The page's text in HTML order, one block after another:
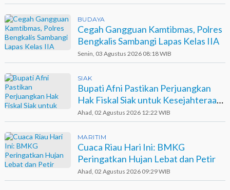
BUDAYA
Cegah Gangguan Kamtibmas, Polres
Bengkalis Sambangi Lapas Kelas IIA
Senin, 03 Agustus 2026 08:18 WIB
SIAK
Bupati Afni Pastikan Perjuangkan
Hak Fiskal Siak untuk Kesejahteraan
Dokter dan Tenaga Medis
Ahad, 02 Agustus 2026 12:22 WIB
MARITIM
Cuaca Riau Hari Ini: BMKG
Peringatkan Hujan Lebat dan Petir
Ahad, 02 Agustus 2026 09:29 WIB